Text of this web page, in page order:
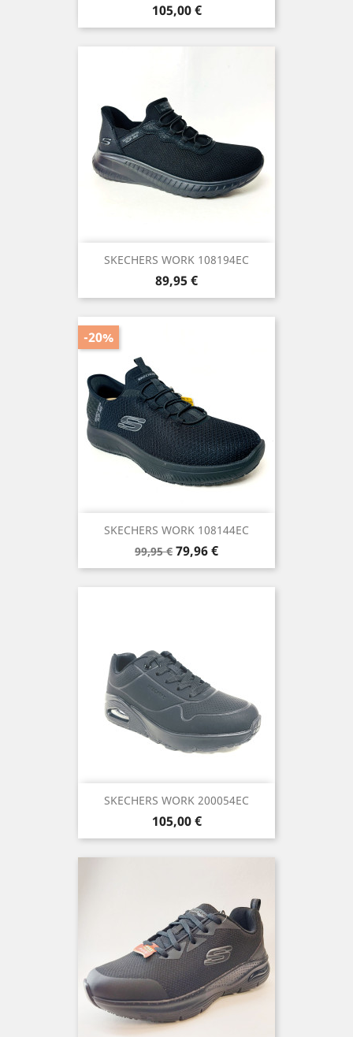
Precio
105,00 €
SKECHERS WORK 108194EC
Precio
89,95 €
SKECHERS WORK 108144EC
Precio
base
99,95 € Precio
79,96 €
-20%
SKECHERS WORK 200054EC
Precio
105,00 €